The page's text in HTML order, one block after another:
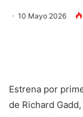
10 Mayo 2026
Estrena por
de Richard